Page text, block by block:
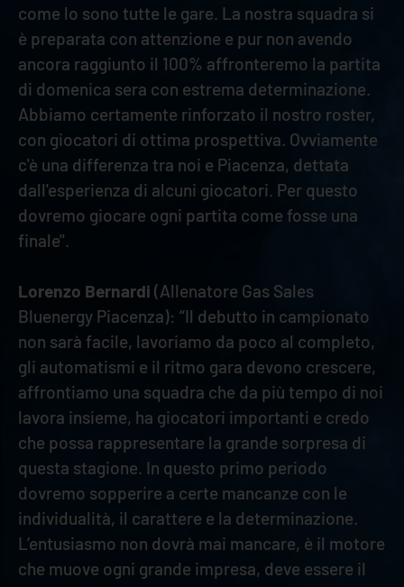
come lo sono tutte le gare. La nostra squadra si
è preparata con attenzione e pur non avendo
ancora raggiunto il 100% affronteremo la partita
di domenica sera con estrema determinazione.
Abbiamo certamente rinforzato il nostro roster,
con giocatori di ottima prospettiva. Ovviamente
c'è una differenza tra noi e Piacenza, dettata
dall'esperienza di alcuni giocatori. Per questo
dovremo giocare ogni partita come fosse una
finale".
Lorenzo Bernardi (Allenatore Gas Sales
Bluenergy Piacenza): “Il debutto in campionato
non sarà facile, lavoriamo da poco al completo,
gli automatismi e il ritmo gara devono crescere,
affrontiamo una squadra che da più tempo di noi
lavora insieme, ha giocatori importanti e credo
che possa rappresentare la grande sorpresa di
questa stagione. In questo primo periodo
dovremo sopperire a certe mancanze con le
individualità, il carattere e la determinazione.
L’entusiasmo non dovrà mai mancare, è il motore
che muove ogni grande impresa, deve essere il